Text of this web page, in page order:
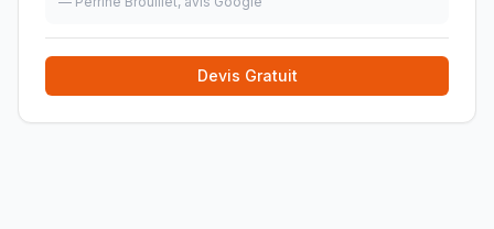
professionnelle,»
Devis Gratuit